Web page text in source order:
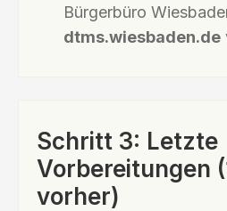
Bürgerbüro
dtms.wiesbaden.de
Schritt 3: Letzte
Vorbereitungen
vorher)